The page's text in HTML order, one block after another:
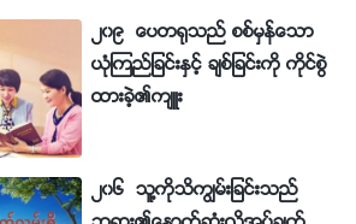
၂၀၉ ေပတ႐ုသည္ စစ္မွန္ေသာ
ယုံၾကည္ျခင္းႏွင့္ ခ်စ္ျခင္းကို ကိုင္စြဲ
ထားခဲ့၏က်ဴး
၂၀၆ သူ႔ကိုသိကြၽမ္းျခင္းသည္